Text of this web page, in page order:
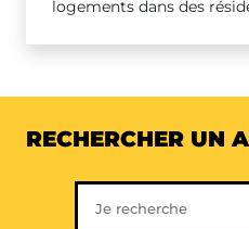
logements dans des
RECHERCHER UN